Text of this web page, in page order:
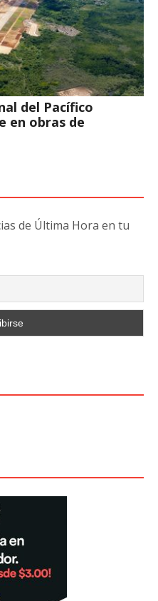
del Pacífico
en obras de
de Última Hora en tu